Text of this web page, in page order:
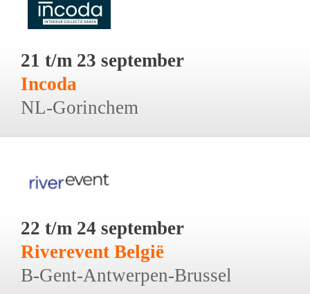
21 t/m 23 september
Incoda
NL-Gorinchem
22 t/m 24 september
Riverevent België
B-Gent-Antwerpen-Brussel